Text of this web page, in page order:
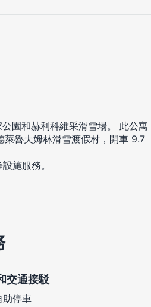
園和赫利科維采滑雪場。 此公寓
萊魯夫姆林滑雪渡假村，開車 9.7
施服務。
交通接駁
助停車